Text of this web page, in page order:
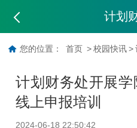
计划
您的位置： 首页 > 校园快讯 >
计划财务处开展学
线上申报培训
2024-06-18 22:50:42